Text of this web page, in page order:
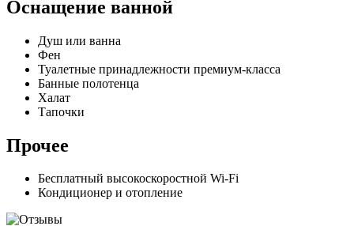
Оснащение ванной
Душ или ванна
Фен
Туалетные принадлежности премиум-класса
Банные полотенца
Халат
Тапочки
Прочее
Бесплатный высокоскоростной Wi-Fi
Кондиционер и отопление